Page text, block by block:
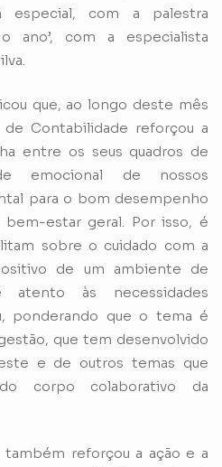
especial, com a palestra
ano’, com a especialista
que, ao longo deste mês
Contabilidade reforçou a
entre os seus quadros de
emocional de nossos
para o bom desempenho
estar geral. Por isso, é
sobre o cuidado com a
de um ambiente de
atento às necessidades
ponderando que o tema é
que tem desenvolvido
e de outros temas que
corpo colaborativo da
reforçou a ação e a